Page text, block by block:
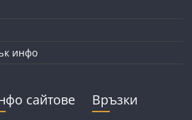
инфо
сайтове Връзки